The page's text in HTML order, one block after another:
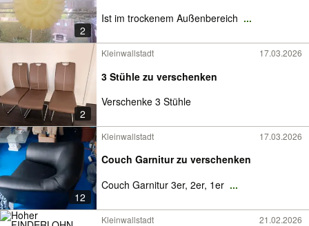
2
Ist im trockenem Außenbereich ...
2
Kleinwallstadt 17.03.2026
3 Stühle zu verschenken
Verschenke 3 Stühle
12
Kleinwallstadt 17.03.2026
Couch Garnitur zu verschenken
Couch Garnitur 3er, 2er, 1er ...
Kleinwallstadt 21.02.2026